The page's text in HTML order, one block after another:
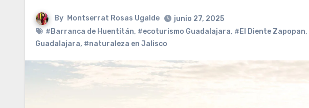
By Montserrat Rosas Ugalde
junio 27, 2025
#Barranca de Huentitán, #ecoturismo Guadalajara, #El Diente Zapopan,
Guadalajara, #naturaleza en Jalisco